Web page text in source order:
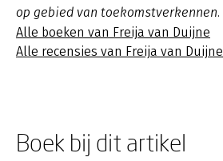
op gebied van toekomstverkennen.
Alle boeken van Freija van Duijne
Alle recensies van Freija van Duijne
Boek bij dit artikel